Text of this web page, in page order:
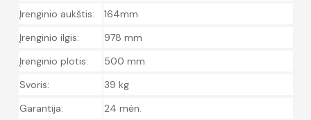
Įrenginio aukštis:
164mm
Įrenginio ilgis:
978 mm
Įrenginio plotis:
500 mm
Svoris:
39 kg
Garantija:
24 mėn.